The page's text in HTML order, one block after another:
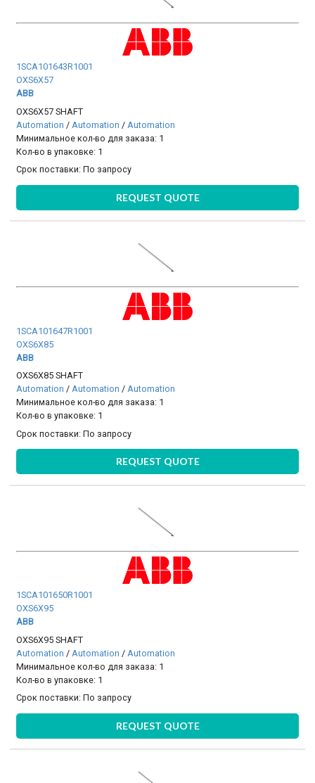
1SCA101643R1001
OXS6X57
ABB
OXS6X57 SHAFT
Automation / Automation / Automation
Минимальное кол-во для заказа: 1
Кол-во в упаковке: 1
Срок поставки:По запросу
REQUEST QUOTE
1SCA101647R1001
OXS6X85
ABB
OXS6X85 SHAFT
Automation /Automation /Automation
Минимальное кол-во для заказа: 1
Кол-во в упаковке: 1
Срок поставки:По запросу
REQUEST QUOTE
1SCA101650R1001
OXS6X95
ABB
OXS6X95 SHAFT
Automation / Automation / Automation
Минимальное кол-во для заказа: 1
Кол-во в упаковке: 1
Срок поставки:По запросу
REQUEST QUOTE